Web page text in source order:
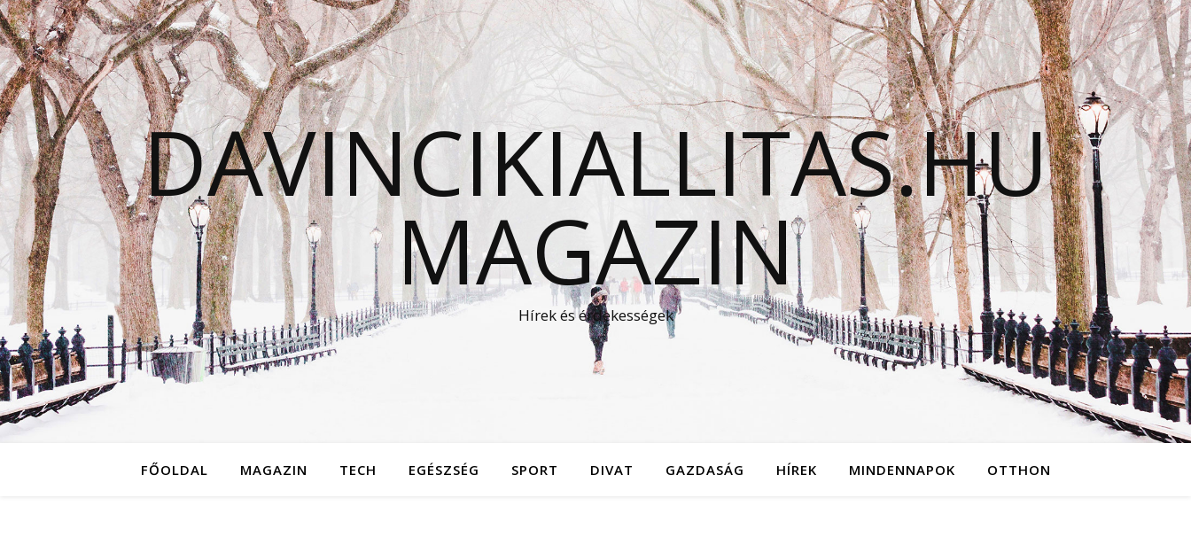
DAVINCIKIALLITAS.HU
MAGAZIN
Hírek és érdekességek
FŐOLDAL MAGAZIN TECH EGÉSZSÉG SPORT DIVAT GAZDASÁG HÍREK MINDENNAPOK OTTHON